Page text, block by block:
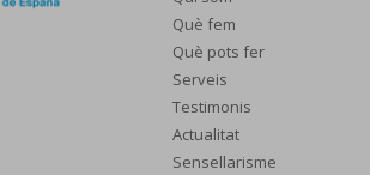
Què fem
Què pots fer
Serveis
Testimonis
Actualitat
Sensellarisme